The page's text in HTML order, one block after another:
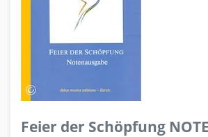
Feier der Schöpfung